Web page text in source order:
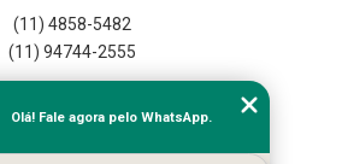
(11) 4858-5482
(11) 94744-2555
Empresa
Missão
Olá! Fale agora pelo WhatsApp.